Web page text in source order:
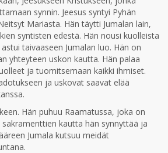
synnin. Jeesus syntyi Pyhän
Mariasta. Hän täytti Jumalan lain,
syntisten edestä. Hän nousi kuolleista
taivaaseen Jumalan luo. Hän on
yhteyteen uskon kautta. Hän palaa
ja tuomitsemaan kaikki ihmiset.
ja uskovat saavat elää
Hän puhuu Raamatussa, joka on
sakramenttien kautta hän synnyttää ja
Jumala kutsuu meidät